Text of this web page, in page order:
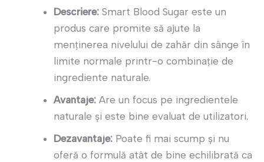
Descriere: Smart Blood Sugar este un
produs care promite să ajute la
menținerea nivelului de zahăr din sânge în
limite normale printr-o combinație de
ingrediente naturale.
Avantaje: Are un focus pe ingredientele
naturale și este bine evaluat de utilizatori.
Dezavantaje: Poate fi mai scump și nu
oferă o formulă atât de bine echilibrată ca